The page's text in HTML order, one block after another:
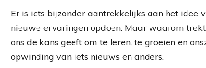
Er is iets bijzonder aantrekkelijks aan het idee
nieuwe ervaringen opdoen. Maar waarom
ons de kans geeft om te leren, te groeien en
opwinding van iets nieuws en anders.